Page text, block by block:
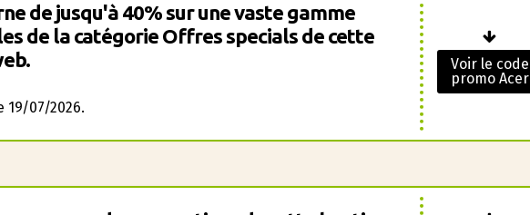
de jusqu'à 40% sur une vaste gamme
de la catégorie Offres specials de cette
19/07/2026.
Voir le code
promo Acer